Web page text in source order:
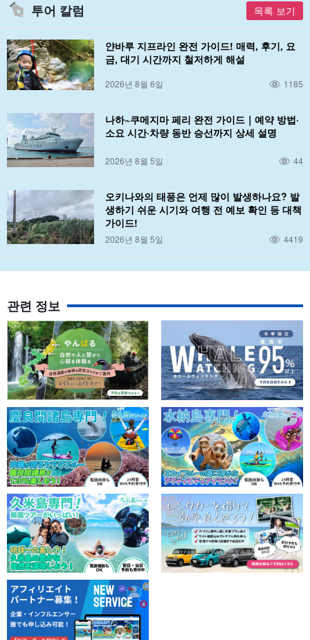
투어 칼럼 목록 보기
얀바루 지프라인 완전 가이드! 매력, 후기, 요
금, 대기 시간까지 철저하게 해설
2026년 8월 6일 1185
나하~쿠메지마 페리 완전 가이드｜예약 방법·
소요 시간·차량 동반 승선까지 상세 설명
2026년 8월 5일 44
오키나와의 태풍은 언제 많이 발생하나요? 발
생하기 쉬운 시기와 여행 전 예보 확인 등 대책
가이드!
2026년 8월 5일 4419
관련 정보